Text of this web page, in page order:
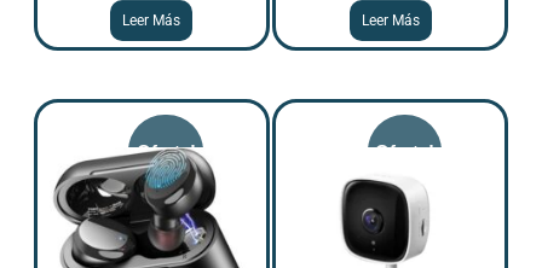
Leer Más Leer Más
Original
price
was:
$ 171.125.
Current
$ 136.900.
Original
price
was:
$ 166.125.